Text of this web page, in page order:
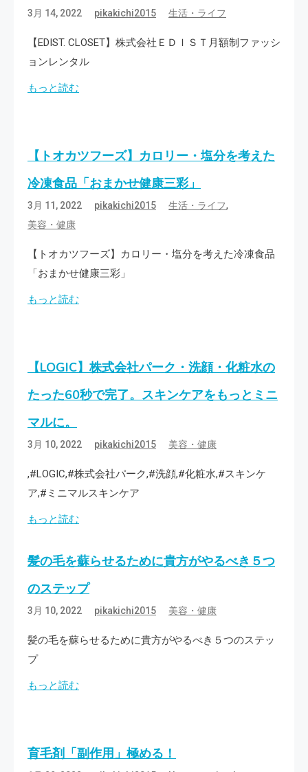
3月 14, 2022 pikakichi2015 生活・ライフ
【EDIST. CLOSET】株式会社ＥＤＩＳＴ月額制ファッシ
ョンレンタル
もっと読む
【トオカツフーズ】カロリー・塩分を考えた
冷凍食品「おまかせ健康三彩」
3月 11, 2022 pikakichi2015 生活・ライフ,
美容・健康
【トオカツフーズ】カロリー・塩分を考えた冷凍食品
「おまかせ健康三彩」
もっと読む
【LOGIC】株式会社パーク・洗顔・化粧水の
たった60秒で完了。スキンケアをもっとミニ
マルに。
3月 10, 2022 pikakichi2015 美容・健康
,#LOGIC,#株式会社パーク,#洗顔,#化粧水,#スキンケ
ア,#ミニマルスキンケア
もっと読む
髪の毛を蘇らせるために貴方がやるべき５つ
のステップ
3月 10, 2022 pikakichi2015 美容・健康
髪の毛を蘇らせるために貴方がやるべき５つのステッ
プ
もっと読む
育毛剤「副作用」極める！